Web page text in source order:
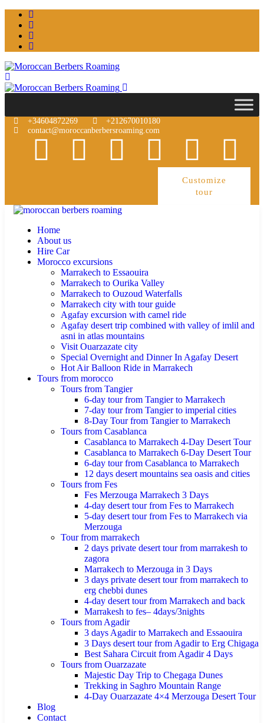
+34604872269
+212670010180
contact@moroccanberbersroaming.com
Customize
tour
Home
About us
Hire Car
Morocco excursions
Marrakech to Essaouira
Marrakech to Ourika Valley
Marrakech to Ouzoud Waterfalls
Marrakech city with tour guide
Agafay excursion with camel ride
Agafay desert trip combined with valley of imlil and
asni in atlas mountains
Visit Ouarzazate city
Special Overnight and Dinner In Agafay Desert
Hot Air Balloon Ride in Marrakech
Tours from morocco
Tours from Tangier
6-day tour from Tangier to Marrakech
7-day tour from Tangier to imperial cities
8-Day Tour from Tangier to Marrakech
Tours from Casablanca
Casablanca to Marrakech 4-Day Desert Tour
Casablanca to Marrakech 6-Day Desert Tour
6-day tour from Casablanca to Marrakech
12 days desert mountains sea oasis and cities
Tours from Fes
Fes Merzouga Marrakech 3 Days
4-day desert tour from Fes to Marrakech
5-day desert tour from Fes to Marrakech via
Merzouga
Tour from marrakech
2 days private desert tour from marrakesh to
zagora
Marrakech to Merzouga in 3 Days
3 days private desert tour from marrakech to
erg chebbi dunes
4-day desert tour from Marrakech and back
Marrakesh to fes– 4days/3nights
Tours from Agadir
3 days Agadir to Marrakech and Essaouira
3 Days desert tour from Agadir to Erg Chigaga
Best Sahara Circuit from Agadir 4 Days
Tours from Ouarzazate
Majestic Day Trip to Chegaga Dunes
Trekking in Saghro Mountain Range
4-Day Ouarzazate 4×4 Merzouga Desert Tour
Blog
Contact